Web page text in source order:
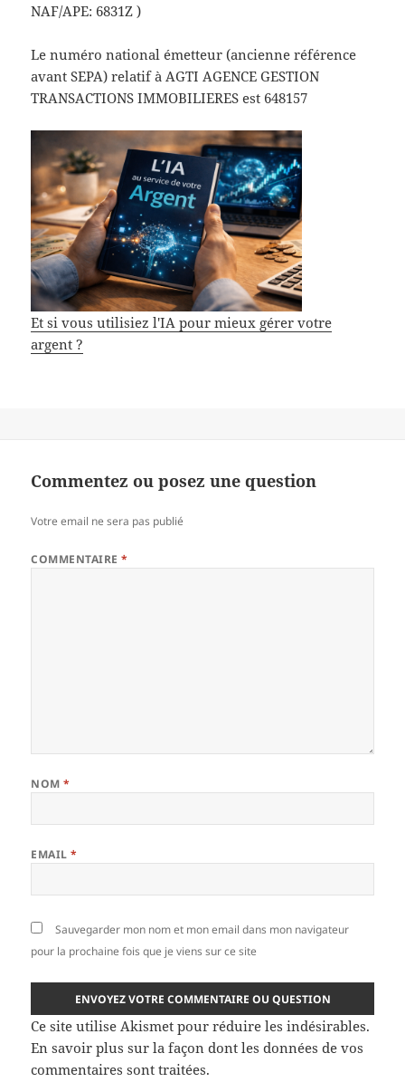
NAF/APE: 6831Z )
Le numéro national émetteur (ancienne référence
avant SEPA) relatif à AGTI AGENCE GESTION
TRANSACTIONS IMMOBILIERES est 648157
Et si vous utilisiez l'IA pour mieux gérer votre
argent ?
Commentez ou posez une question
Votre email ne sera pas publié
COMMENTAIRE*
NOM*
EMAIL*
Sauvegarder mon nom et mon email dans mon navigateur
pour la prochaine fois que je viens sur ce site
Ce site utilise Akismet pour réduire les indésirables.
En savoir plus sur la façon dont les données de vos
commentaires sont traitées.